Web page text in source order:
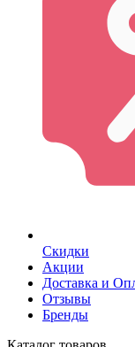
Скидки
Акции
Доставка и
Отзывы
Бренды